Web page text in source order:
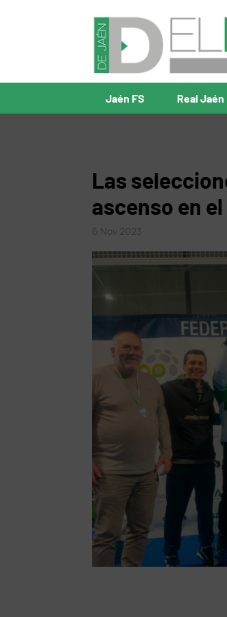
Jaén FS Real Jaén
Las
ascenso en